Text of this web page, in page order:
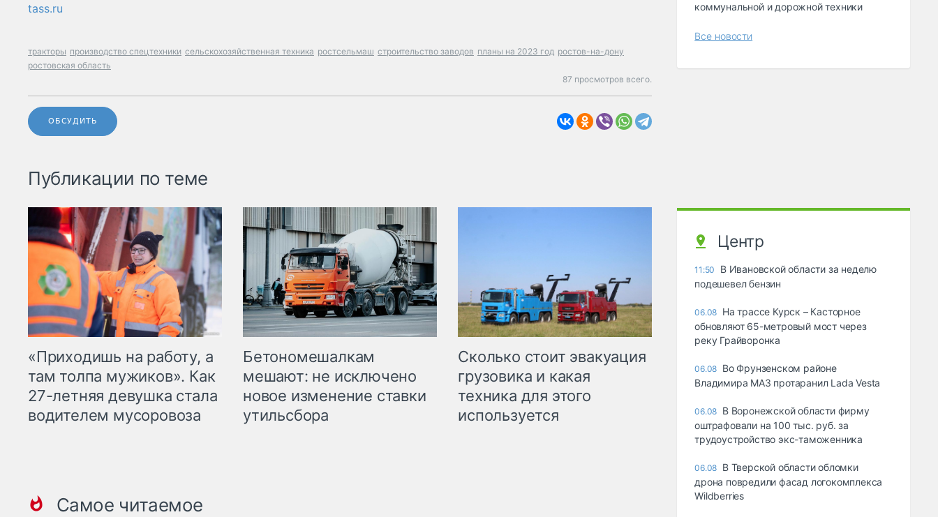
tass.ru
тракторы производство спецтехники сельскохозяйственная техника ростсельмаш строительство заводов планы на 2023 год ростов-на-дону
ростовская область
87 просмотров всего.
ОБСУДИТЬ
Публикации по теме
«Приходишь на работу, а
там толпа мужиков». Как
27-летняя девушка стала
водителем мусоровоза
Бетономешалкам
мешают: не исключено
новое изменение ставки
утильсбора
Сколько стоит эвакуация
грузовика и какая
техника для этого
используется
Самое читаемое
коммунальной и дорожной техники
Все новости
Центр
11:50
В Ивановской области за неделю
подешевел бензин
06.08 На трассе Курск – Касторное
обновляют 65-метровый мост через
реку Грайворонка
06.08 Во Фрунзенском районе
Владимира МАЗ протаранил Lada Vesta
06.08 В Воронежской области фирму
оштрафовали на 100 тыс. руб. за
трудоустройство экс-таможенника
06.08 В Тверской области обломки
дрона повредили фасад логокомплекса
Wildberries